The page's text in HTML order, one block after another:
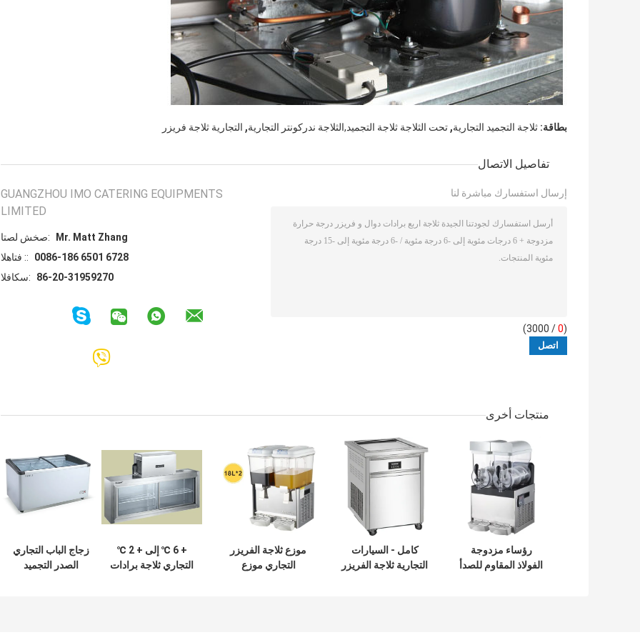
بطاقة: ثلاجة التجميد التجارية, تحت الثلاجة ثلاجة التجميد,الثلاجة ندركونتر التجارية, التجارية ثلاجة فريزر
تفاصيل الاتصال
GUANGZHOU IMO CATERING EQUIPMENTS
LIMITED
اتصل شخص:
Mr. Matt Zhang
الهاتف ::
0086-186 6501 6728
الفاكس:
86-20-31959270
إرسال استفسارك مباشرة لنا
(
0
/ 3000)
منتجات أخرى
رؤساء مزدوجة
الفولاذ المقاوم للصدأ
كامل - السيارات
التجارية ثلاجة الفريزر
موزع ثلاجة الفريزر
التجاري موزع
+ 6 ℃ إلى + 2 ℃
التجاري ثلاجة برادات
زجاج الباب التجاري
الصدر التجميد